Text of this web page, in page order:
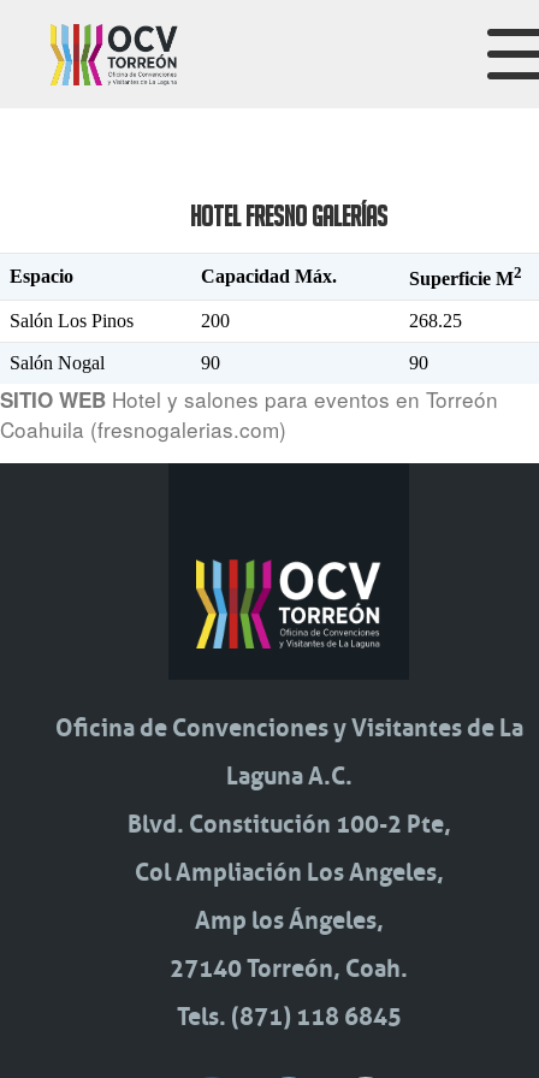
HOTEL FRESNO GALERÍAS
Espacio Capacidad Máx. Superficie M2
Salón Los Pinos 200 268.25
Salón Nogal 90 90
SITIO WEB Hotel y salones para eventos en Torreón
Coahuila (fresnogalerias.com)
Oficina de Convenciones y Visitantes de La
Laguna A.C.
Blvd. Constitución 100-2 Pte,
Col Ampliación Los Angeles,
Amp los Ángeles,
27140 Torreón, Coah.
Tels. (871) 118 6845